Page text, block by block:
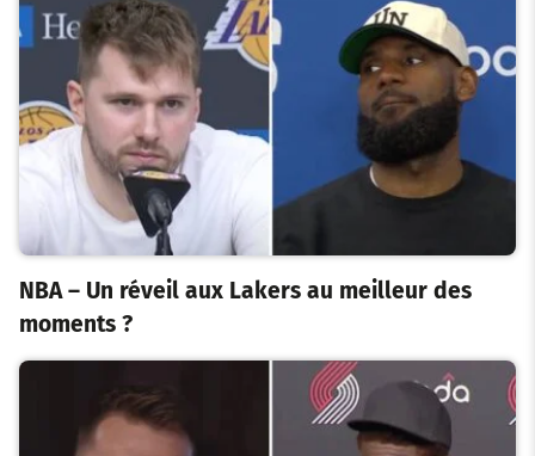
NBA – Un réveil aux Lakers au meilleur des
moments ?